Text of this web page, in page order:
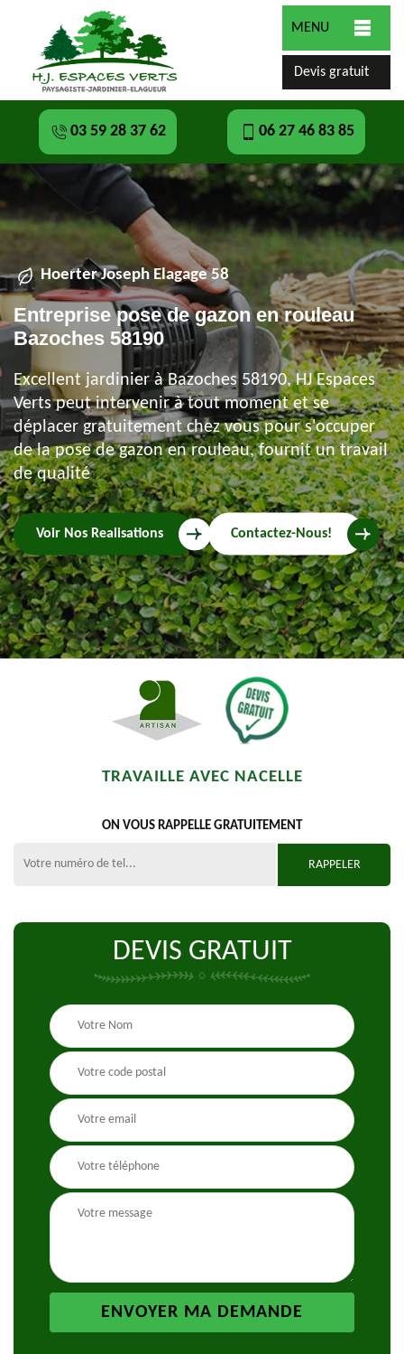
MENU
Devis gratuit
03 59 28 37 62 06 27 46 83 85
Hoerter Joseph Elagage 58
Entreprise pose de gazon en rouleau
Bazoches 58190
Excellent jardinier à Bazoches 58190, HJ Espaces
Verts peut intervenir à tout moment et se
déplacer gratuitement chez vous pour s'occuper
de la pose de gazon en rouleau, fournit un travail
de qualité
Voir Nos Realisations Contactez-Nous!
TRAVAILLE AVEC NACELLE
ON VOUS RAPPELLE GRATUITEMENT
DEVIS GRATUIT